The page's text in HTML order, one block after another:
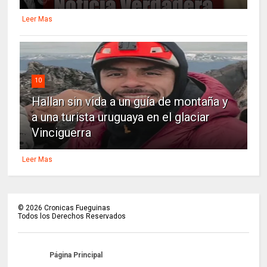
Leer Mas
10
Hallan sin vida a un guía de montaña y
a una turista uruguaya en el glaciar
Vinciguerra
Leer Mas
© 2026 Cronicas Fueguinas
Todos los Derechos Reservados
Página Principal